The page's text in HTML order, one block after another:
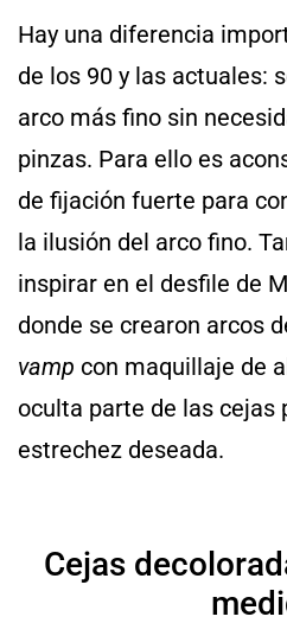
Hay una diferencia
de los 90 y las actuales:
arco más fino sin
pinzas. Para ello es
de fijación fuerte para
la ilusión del arco fino.
inspirar en el desfile de
donde se crearon arcos
vamp con maquillaje de
oculta parte de las cejas
estrechez deseada.
Cejas